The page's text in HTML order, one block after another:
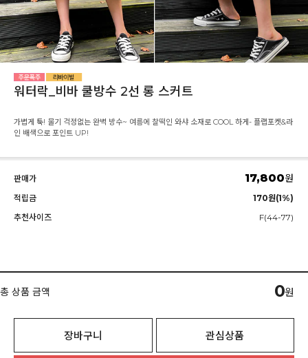
워터락_비바 쿨방수 2선 롱 스커트
가볍게 툭! 물기 걱정없는 완벽 방수~ 여름에 찰떡인 와샤 소재로 COOL 하게- 플랩포켓&라
인 배색으로 포인트 UP!
판매가 17,800원
적립금
170원(1%)
추천사이즈
F(44-77)
총 상품 금액 0원
장바구니 관심상품